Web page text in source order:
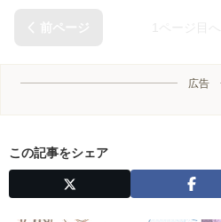
広告
この記事をシェア